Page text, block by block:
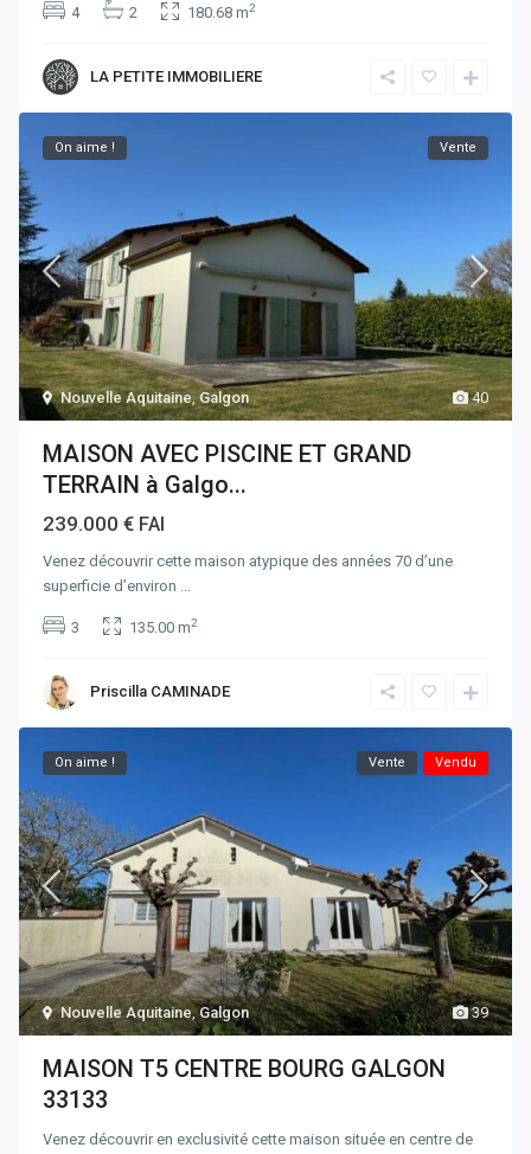
4 2 180.68 m2
LA PETITE IMMOBILIERE
40
Nouvelle Aquitaine ,Galgon
On aime ! Vente
MAISON AVEC PISCINE ET GRAND
TERRAIN à Galgo...
239.000 € FAI
Venez découvrir cette maison atypique des années 70 d’une
superficie d’environ
3 135.00 m2
Priscilla CAMINADE
39
Nouvelle Aquitaine,Galgon
On aime ! Vente Vendu
MAISON T5 CENTRE BOURG GALGON
33133
Venez découvrir en exclusivité cette maison située en centre de